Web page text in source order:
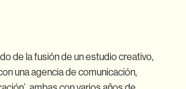
de la fusión de un estudio creativo,
una agencia de comunicación,